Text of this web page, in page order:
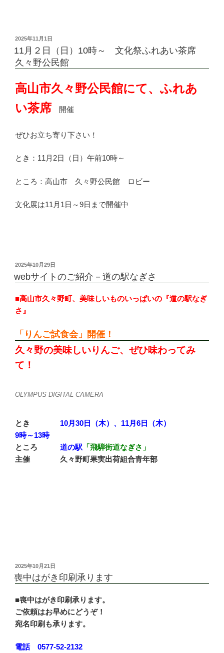
投
稿
2025年11月1日
11月２日（日）10時～ 文化祭ふれあい茶席
久々野公民館
高山市久々野公民館にて、ふれあ
い茶席 開催
ぜひお立ち寄り下さい！
とき：11月2日（日）午前10時～
ところ：高山市 久々野公民館 ロビー
文化展は11月1日～9日まで開催中
投
日:
2025年10月29日
webサイトのご紹介－道の駅なぎさ
■高山市久々野町、美味しいものいっぱいの『道の駅なぎ
さ』
「りんご試食会」開催！
久々野の美味しいりんご、ぜひ味わってみ
て！
OLYMPUS DIGITAL CAMERA
とき 10月30日（木）、11月6日（木）
9時～13時
ところ 道の駅 「飛騨街道なぎさ」
主催 久々野町果実出荷組合青年部
投
稿
日:
2025年10月21日
喪中はがき印刷承ります
■喪中はがき印刷承ります。
ご依頼はお早めにどうぞ！
宛名印刷も承ります。
電話 0577-52-2132